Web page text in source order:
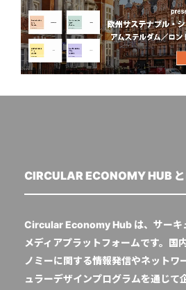
CIRCULAR ECONOMY HUB と
Circular Economy Hub は、サーキ
メディアプラットフォームです。国
ノミーに関する情報発信やネットワ
ュラーデザインプログラムを通じて